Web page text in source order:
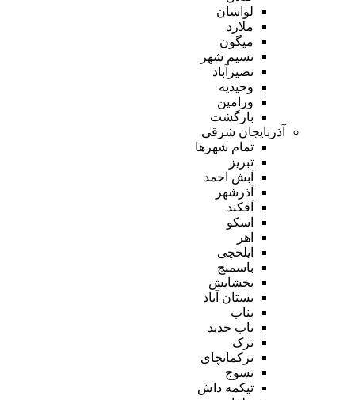
لواسان
ملارد
میگون
نسیم شهر
نصیرآباد
وحیدیه
ورامین
بازگشت
آذربایجان شرقی
تمام شهر‌ها
تبریز
آبش احمد
آذرشهر
آقکند
اسکو
اهر
ایلخچی
باسمنج
بخشایش
بستان آباد
بناب
ناب جدید
ترک
ترکمانچای
تسوج
تیکمه داش